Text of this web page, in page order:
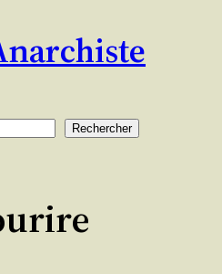
Rechercher